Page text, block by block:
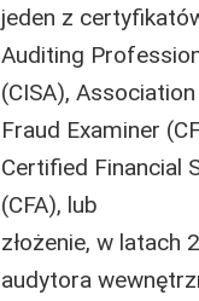
jeden z
Auditing
(CISA),
Fraud Examiner
Certified Financial
(CFA), lub
złożenie, w latach
audytora